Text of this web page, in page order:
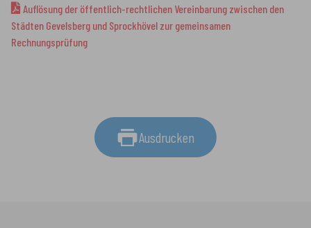
Auflösung der öffentlich-rechtlichen Vereinbarung zwischen den
Städten Gevelsberg und Sprockhövel zur gemeinsamen
Rechnungsprüfung
Ausdrucken